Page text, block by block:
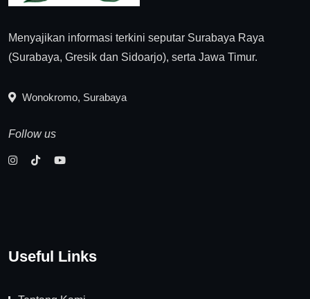
Menyajikan informasi terkini seputar Surabaya Raya
(Surabaya, Gresik dan Sidoarjo), serta Jawa Timur.
Wonokromo, Surabaya
Follow us
Useful Links